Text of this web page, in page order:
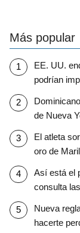
Más popular
EE. UU.
podrían
de Nueva
El atleta
oro de
Así está el
consulta
Nueva
hacerte